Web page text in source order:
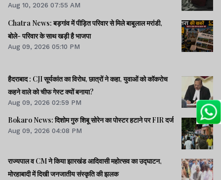
Aug 10, 2026 07:55 AM
Chatra News: बड़गांव में पीड़ित परिवार से मिले बाबूलाल मरांडी,
बोले- परिवार के साथ खड़ी है भाजपा
Aug 09, 2026 05:10 PM
हैदराबाद : CJI सूर्यकांत का विरोध, छात्रों ने कहा, युवाओं को कॉकरोच
कहने वाले को चीफ गेस्ट क्यों बनाया?
Aug 09, 2026 02:59 PM
Bokaro News: दिशोम गुरु शिबू सोरेन का पोस्टर हटाने पर FIR दर्ज
Aug 09, 2026 04:08 PM
राज्यपाल व CM ने किया झारखंड आदिवासी महोत्सव का उद्घाटन,
मोरहाबादी में दिखी जनजातीय संस्कृति की झलक